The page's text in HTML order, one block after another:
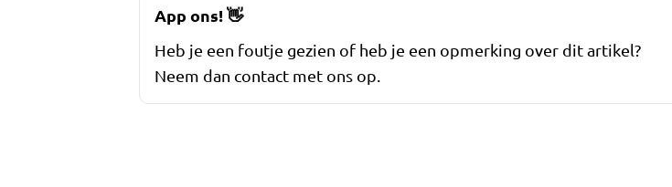
App ons!👋
Heb je een foutje gezien of heb je een opmerking over dit artikel?
Neem dan contact met ons op.